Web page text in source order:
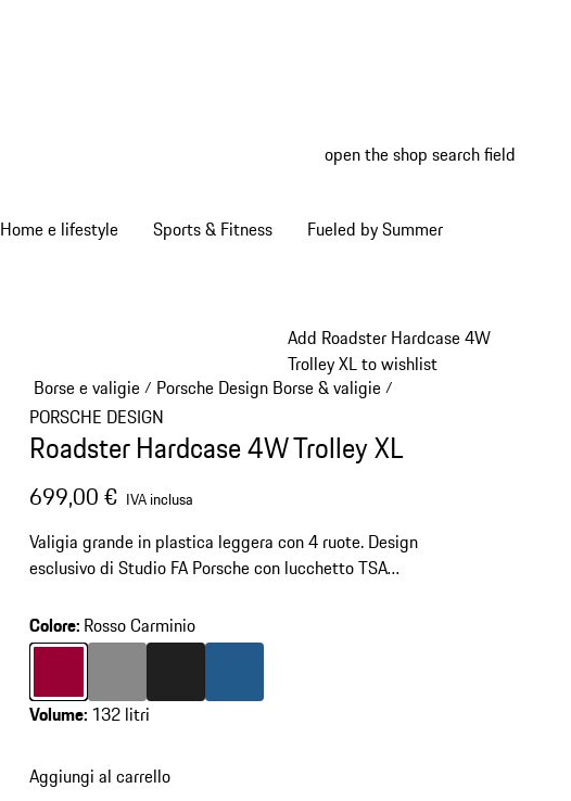
open the shop search field
Home e lifestyle Sports & Fitness Fueled by Summer
Add Roadster Hardcase 4W
Trolley XL to wishlist
Borse e valigie/ Porsche Design Borse & valigie/
PORSCHE DESIGN
Roadster Hardcase 4W Trolley XL
699,00 € IVA inclusa
Valigia grande in plastica leggera con 4 ruote. Design
esclusivo di Studio FA Porsche con lucchetto TSA
Colore: Rosso Carminio
ColoreRosso Carminio
ColoreGrigio Scuro
Colore
Volume: 132 litri
Aggiungi al carrello